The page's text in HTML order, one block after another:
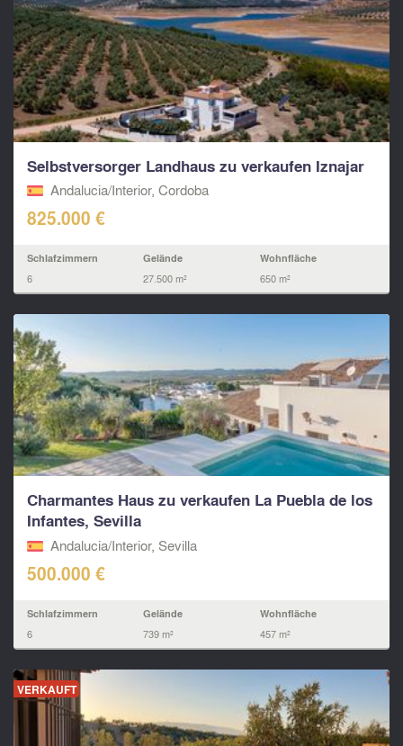
Selbstversorger Landhaus zu verkaufen Iznajar
Andalucia/Interior, Cordoba
825.000 €
Schlafzimmern
6
Gelände
27.500 m²
Wohnfläche
650 m²
Charmantes Haus zu verkaufen La Puebla de los
Infantes, Sevilla
Andalucia/Interior, Sevilla
500.000 €
Schlafzimmern
6
Gelände
739 m²
Wohnfläche
457 m²
VERKAUFT